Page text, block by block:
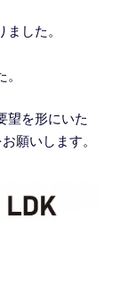
した。
望を形にいた
願いします。